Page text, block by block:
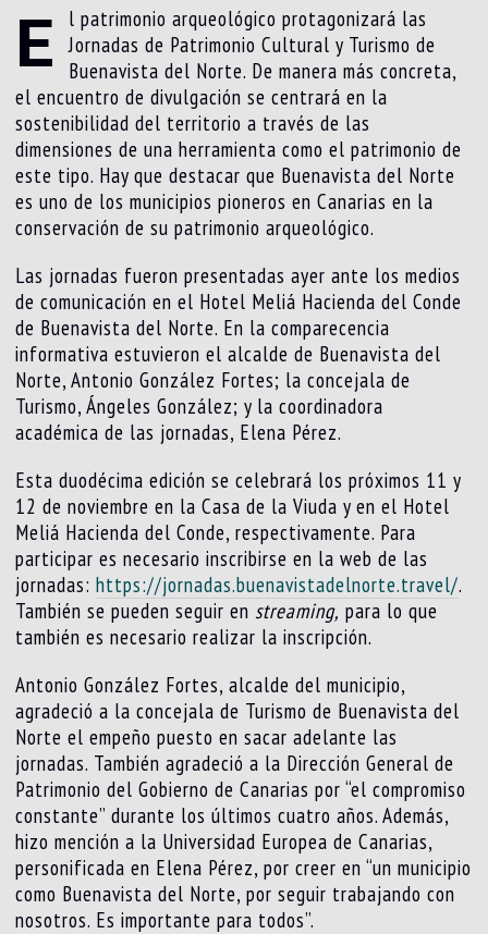
E
l patrimonio arqueológico protagonizará las
Jornadas de Patrimonio Cultural y Turismo de
Buenavista del Norte. De manera más concreta,
el encuentro de divulgación se centrará en la
sostenibilidad del territorio a través de las
dimensiones de una herramienta como el patrimonio de
este tipo. Hay que destacar que Buenavista del Norte
es uno de los municipios pioneros en Canarias en la
conservación de su patrimonio arqueológico.
Las jornadas fueron presentadas ayer ante los medios
de comunicación en el Hotel Meliá Hacienda del Conde
de Buenavista del Norte. En la comparecencia
informativa estuvieron el alcalde de Buenavista del
Norte, Antonio González Fortes; la concejala de
Turismo, Ángeles González; y la coordinadora
académica de las jornadas, Elena Pérez.
Esta duodécima edición se celebrará los próximos 11 y
12 de noviembre en la Casa de la Viuda y en el Hotel
Meliá Hacienda del Conde, respectivamente. Para
participar es necesario inscribirse en la web de las
jornadas:https://jornadas.buenavistadelnorte.travel/.
También se pueden seguir en streaming, para lo que
también es necesario realizar la inscripción.
Antonio González Fortes, alcalde del municipio,
agradeció a la concejala de Turismo de Buenavista del
Norte el empeño puesto en sacar adelante las
jornadas. También agradeció a la Dirección General de
Patrimonio del Gobierno de Canarias por “el compromiso
constante” durante los últimos cuatro años. Además,
hizo mención a la Universidad Europea de Canarias,
personificada en Elena Pérez, por creer en “un municipio
como Buenavista del Norte, por seguir trabajando con
nosotros. Es importante para todos”.